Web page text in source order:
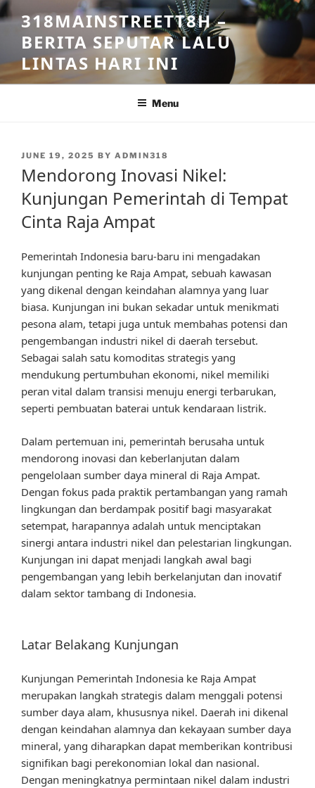
Skip
to
content
318MAINSTREETT8H –
BERITA SEPUTAR LALU
LINTAS HARI INI
Menu
POSTED
JUNE 19, 2025 BY ADMIN318
Mendorong Inovasi Nikel:
Kunjungan Pemerintah di Tempat
Cinta Raja Ampat
Pemerintah Indonesia baru-baru ini mengadakan
kunjungan penting ke Raja Ampat, sebuah kawasan
yang dikenal dengan keindahan alamnya yang luar
biasa. Kunjungan ini bukan sekadar untuk menikmati
pesona alam, tetapi juga untuk membahas potensi dan
pengembangan industri nikel di daerah tersebut.
Sebagai salah satu komoditas strategis yang
mendukung pertumbuhan ekonomi, nikel memiliki
peran vital dalam transisi menuju energi terbarukan,
seperti pembuatan baterai untuk kendaraan listrik.
Dalam pertemuan ini, pemerintah berusaha untuk
mendorong inovasi dan keberlanjutan dalam
pengelolaan sumber daya mineral di Raja Ampat.
Dengan fokus pada praktik pertambangan yang ramah
lingkungan dan berdampak positif bagi masyarakat
setempat, harapannya adalah untuk menciptakan
sinergi antara industri nikel dan pelestarian lingkungan.
Kunjungan ini dapat menjadi langkah awal bagi
pengembangan yang lebih berkelanjutan dan inovatif
dalam sektor tambang di Indonesia.
Latar Belakang Kunjungan
Kunjungan Pemerintah Indonesia ke Raja Ampat
merupakan langkah strategis dalam menggali potensi
sumber daya alam, khususnya nikel. Daerah ini dikenal
dengan keindahan alamnya dan kekayaan sumber daya
mineral, yang diharapkan dapat memberikan kontribusi
signifikan bagi perekonomian lokal dan nasional.
Dengan meningkatnya permintaan nikel dalam industri